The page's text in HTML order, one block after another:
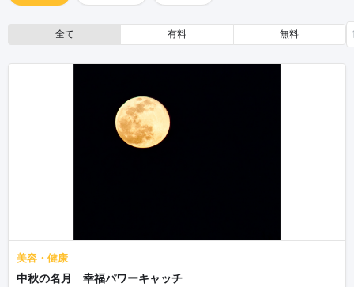
全て 有料 無料
美容・健康
中秋の名月 幸福パワーキャッチ